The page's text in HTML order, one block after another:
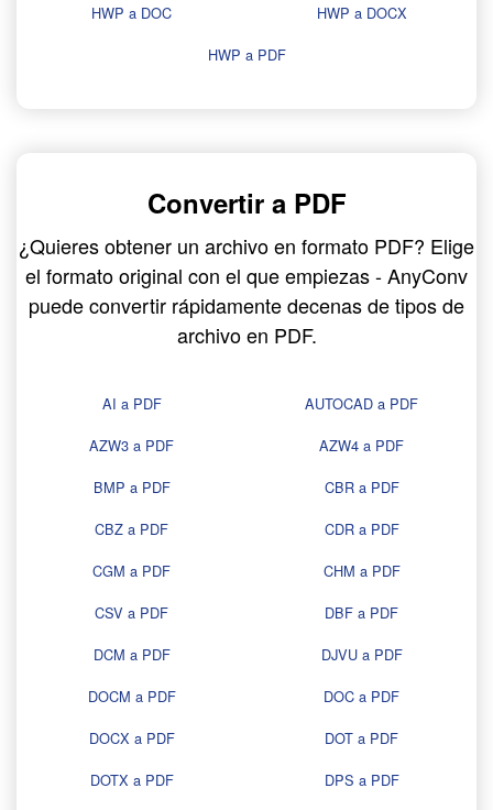
HWP a DOC
HWP a DOCX
HWP a PDF
Convertir a PDF
¿Quieres obtener un archivo en formato PDF? Elige
el formato original con el que empiezas - AnyConv
puede convertir rápidamente decenas de tipos de
archivo en PDF.
AI a PDF
AUTOCAD a PDF
AZW3 a PDF
AZW4 a PDF
BMP a PDF
CBR a PDF
CBZ a PDF
CDR a PDF
CGM a PDF
CHM a PDF
CSV a PDF
DBF a PDF
DCM a PDF
DJVU a PDF
DOCM a PDF
DOC a PDF
DOCX a PDF
DOT a PDF
DOTX a PDF
DPS a PDF